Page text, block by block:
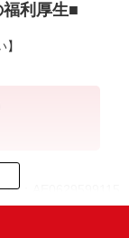
利厚生■
ID：AE0629599115